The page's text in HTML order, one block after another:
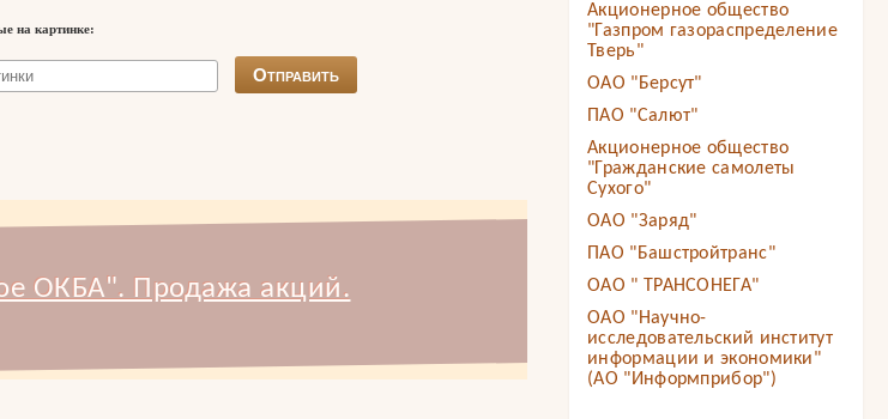
на картинке:
ОКБА". Продажа акций.
Акционерное общество
"Газпром газораспределение
Тверь"
ОАО "Берсут"
ПАО "Салют"
Акционерное общество
"Гражданские самолеты
Сухого"
ОАО "Заряд"
ПАО "Башстройтранс"
ОАО " ТРАНСОНЕГА"
ОАО "Научно-
исследовательский институт
информации и экономики"
(АО "Информприбор")